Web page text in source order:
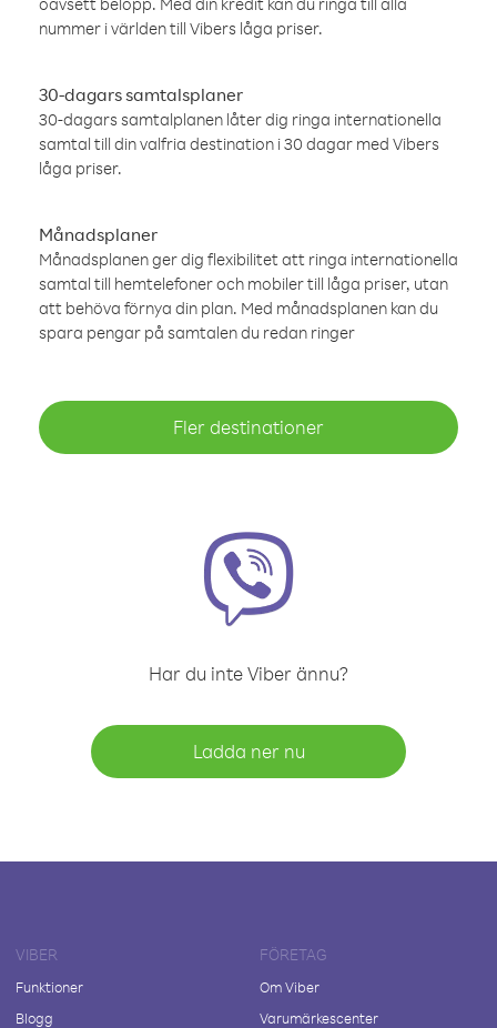
nummer i världen till Vibers låga priser.
30-dagars samtalsplaner
30-dagars samtalplanen låter dig ringa internationella
samtal till din valfria destination i 30 dagar med Vibers
låga priser.
Månadsplaner
Månadsplanen ger dig flexibilitet att ringa internationella
samtal till hemtelefoner och mobiler till låga priser, utan
att behöva förnya din plan. Med månadsplanen kan du
spara pengar på samtalen du redan ringer
Fler destinationer
Har du inte Viber ännu?
Ladda ner nu
VIBER
Funktioner
Blogg
FÖRETAG
Om Viber
Varumärkescenter